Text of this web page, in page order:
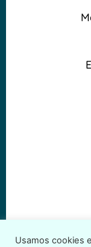
Usamos cookies